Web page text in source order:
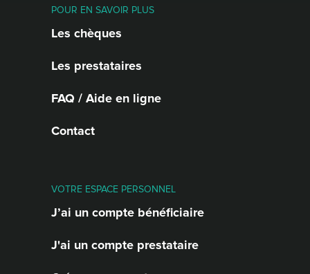
POUR EN SAVOIR PLUS
Les chèques
Les prestataires
FAQ / Aide en ligne
Contact
VOTRE ESPACE PERSONNEL
J’ai un compte bénéficiaire
J'ai un compte prestataire